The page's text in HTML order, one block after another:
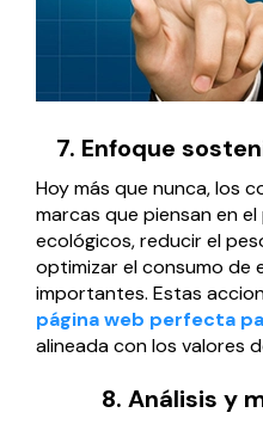
7. Enfoque
Hoy más que nunca, los
marcas que piensan en
ecológicos, reducir el
optimizar el consumo de
importantes. Estas
página web perfecta
alineada con los valores
8. Análisis y